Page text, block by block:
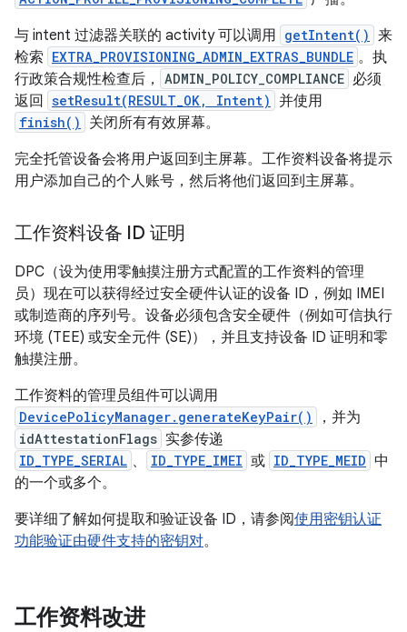
与 intent 过滤器关联的 activity 可以调用 getIntent() 来
检索 EXTRA_PROVISIONING_ADMIN_EXTRAS_BUNDLE 。执
行政策合规性检查后，
ADMIN_POLICY_COMPLIANCE 必须
返回
setResult(RESULT_OK, Intent) 并使用
finish()
关闭所有有效屏幕。
完全托管设备会将用户返回到主屏幕。工作资料设备将提示
用户添加自己的个人账号，然后将他们返回到主屏幕。
工作资料设备 ID 证明
DPC（设为使用零触摸注册方式配置的工作资料的管理
员）现在可以获得经过安全硬件认证的设备 ID，例如 IMEI
或制造商的序列号。设备必须包含安全硬件（例如可信执行
环境 (TEE) 或安全元件 (SE)），并且支持设备 ID 证明和零
触摸注册。
工作资料的管理员组件可以调用
DevicePolicyManager.generateKeyPair() ，并为
idAttestationFlags 实参传递
ID_TYPE_SERIAL 、 ID_TYPE_IMEI 或 ID_TYPE_MEID 中
的一个或多个。
要详细了解如何提取和验证设备 ID，请参阅使用密钥认证
功能验证由硬件支持的密钥对。
工作资料改进